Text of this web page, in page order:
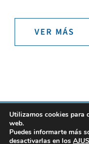
VER MÁS
Todos los Derechos
Utilizamos cookies para
web.
Puedes informarte más
desactivarlas en los